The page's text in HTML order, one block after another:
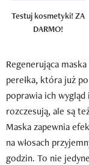
Testuj kosmetyki! ZA
DARMO!
Regenerująca
perełka, która już
poprawia ich
rozczesują, ale są
Maska zapewnia
na włosach
godzin. To nie